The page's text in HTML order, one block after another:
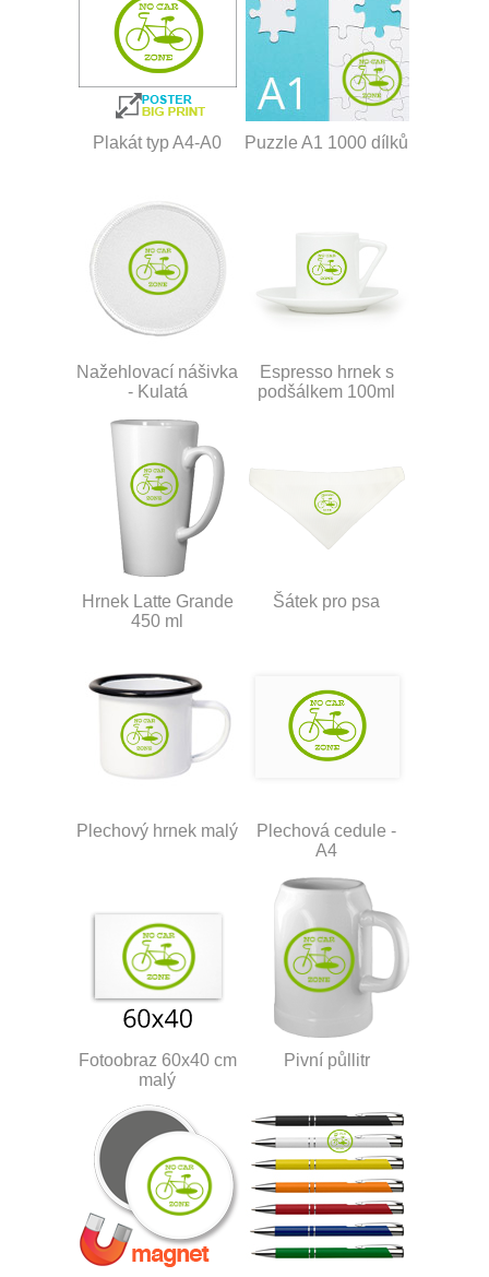
Plakát typ A4-A0 Puzzle A1 1000 dílků
Nažehlovací nášivka
- Kulatá
Espresso hrnek s
podšálkem 100ml
Hrnek Latte Grande
450 ml
Šátek pro psa
Plechový hrnek malý
Plechová cedule -
A4
Fotoobraz 60x40 cm
malý
Pivní půllitr